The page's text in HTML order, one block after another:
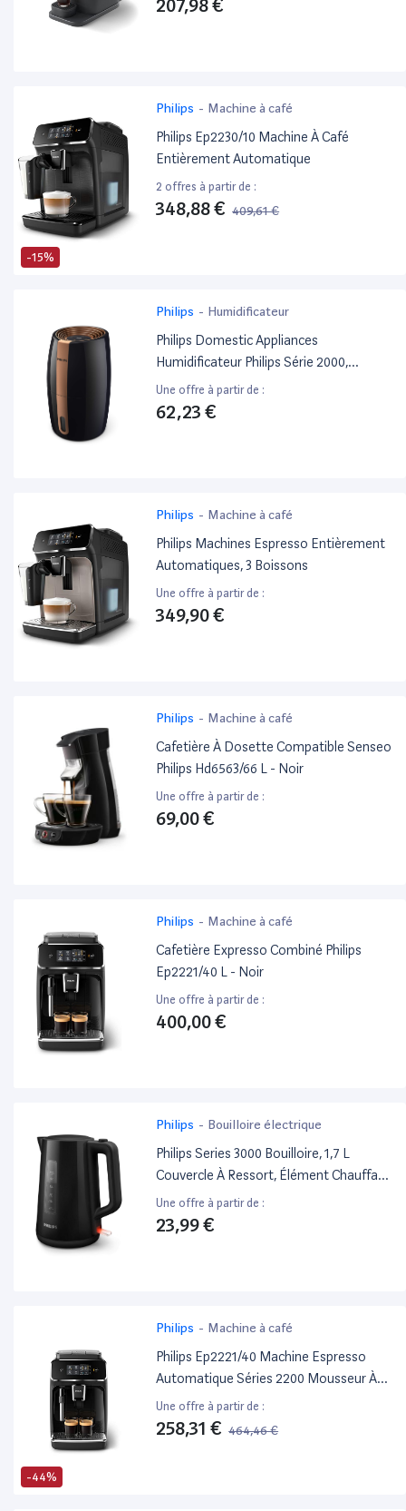
207,98 €
-15%
Philips - Machine à café
Philips Ep2230/10 Machine À Café
Entièrement Automatique
2 offres à partir de :
348,88 € 409,61 €
Philips - Humidificateur
Philips Domestic Appliances
Humidificateur Philips Série 2000,
Nanocloud, 99,97% Bactéries En Moins,
200 Ml/H, Réservoir 2L, Ultra Silencieux
Une offre à partir de :
62,23 €
Philips - Machine à café
Philips Machines Espresso Entièrement
Automatiques, 3 Boissons
Une offre à partir de :
349,90 €
Philips - Machine à café
Cafetière À Dosette Compatible Senseo
Philips Hd6563/66 L - Noir
Une offre à partir de :
69,00 €
Philips - Machine à café
Cafetière Expresso Combiné Philips
Ep2221/40 L - Noir
Une offre à partir de :
400,00 €
Philips - Bouilloire électrique
Philips Series 3000 Bouilloire, 1,7 L
Couvercle À Ressort, Élément Chauffant
Plat, Voyant Lumineux, Filtre Amovible,
Multiples Systèmes De Sécurité, Noir
Une offre à partir de :
23,99 €
-44%
Philips - Machine à café
Philips Ep2221/40 Machine Espresso
Automatique Séries 2200 Mousseur À
Lait Noir Laqué
Une offre à partir de :
258,31 € 464,46 €